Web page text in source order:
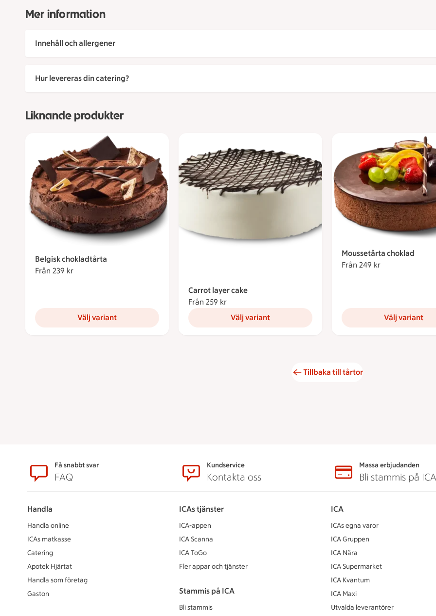
Mer information
Innehåll och allergener
Hur levereras din catering?
Liknande produkter
Belgisk chokladtårta
Från 239 kr
Välj variant
Carrot layer cake
Från 259 kr
Välj variant
Moussetårta choklad
Från 249 kr
Välj variant
Tillbaka till tårtor
SidfotFå snabbt svar
FAQ
Kundservice
Kontakta oss
Massa erbjudanden
Bli stammis på ICA
Handla
Handla online
ICAs matkasse
Catering
Apotek Hjärtat
Handla som företag
Gaston
ICAs tjänster
ICA-appen
ICA Scanna
ICA ToGo
Fler appar och tjänster
Stammis på ICA
Bli stammis
ICA
ICAs egna varor
ICA Gruppen
ICA Nära
ICA Supermarket
ICA Kvantum
ICA Maxi
Utvalda leverantörer